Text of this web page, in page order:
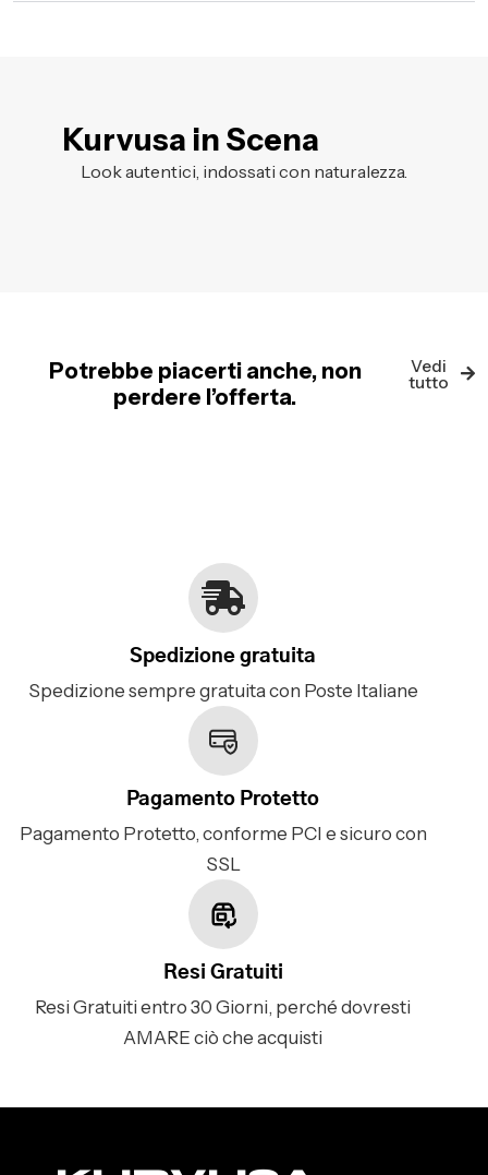
Kurvusa in Scena
Look autentici, indossati con naturalezza.
Potrebbe piacerti anche, non
perdere l’offerta.
Vedi
tutto
Spedizione gratuita
Spedizione sempre gratuita con Poste Italiane
Pagamento Protetto
Pagamento Protetto, conforme PCI e sicuro con
SSL
Resi Gratuiti
Resi Gratuiti entro 30 Giorni, perché dovresti
AMARE ciò che acquisti